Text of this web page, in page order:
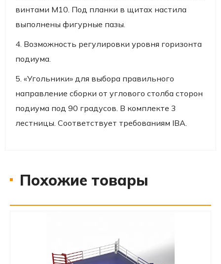
винтами М10. Под планки в щитах настила
выполнены фигурные пазы.
4. Возможность регулировки уровня горизонта
подиума.
5. «Угольники» для выбора правильного
направление сборки от углового столба сторон
подиума под 90 градусов. В комплекте 3
лестницы. Соответствует требованиям IBA.
Похожие товары